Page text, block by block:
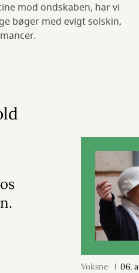
mod ondskaben, har vi
bøger med evigt solskin,
Voksne 06.